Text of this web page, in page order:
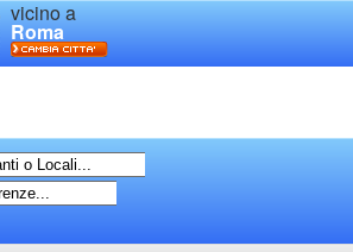
vicino a
Roma